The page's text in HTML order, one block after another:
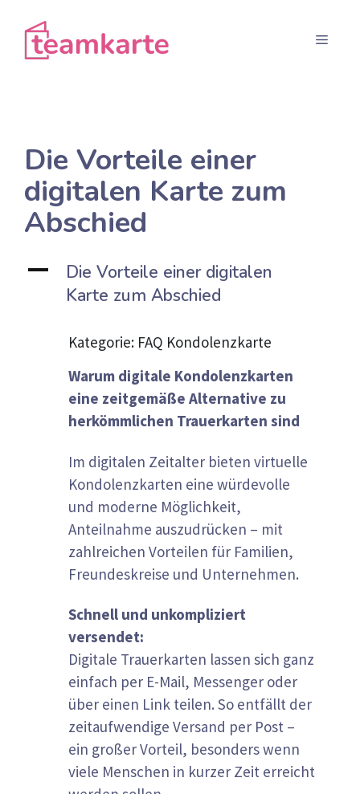
Inhalt
springen
Menü
Die Vorteile einer
digitalen Karte zum
Abschied
A
Die Vorteile einer digitalen
Karte zum Abschied
Kategorie: FAQ Kondolenzkarte
Warum digitale Kondolenzkarten
eine zeitgemäße Alternative zu
herkömmlichen Trauerkarten sind
Im digitalen Zeitalter bieten virtuelle
Kondolenzkarten eine würdevolle
und moderne Möglichkeit,
Anteilnahme auszudrücken – mit
zahlreichen Vorteilen für Familien,
Freundeskreise und Unternehmen.
Schnell und unkompliziert
versendet:
Digitale Trauerkarten lassen sich ganz
einfach per E-Mail, Messenger oder
über einen Link teilen. So entfällt der
zeitaufwendige Versand per Post –
ein großer Vorteil, besonders wenn
viele Menschen in kurzer Zeit erreicht